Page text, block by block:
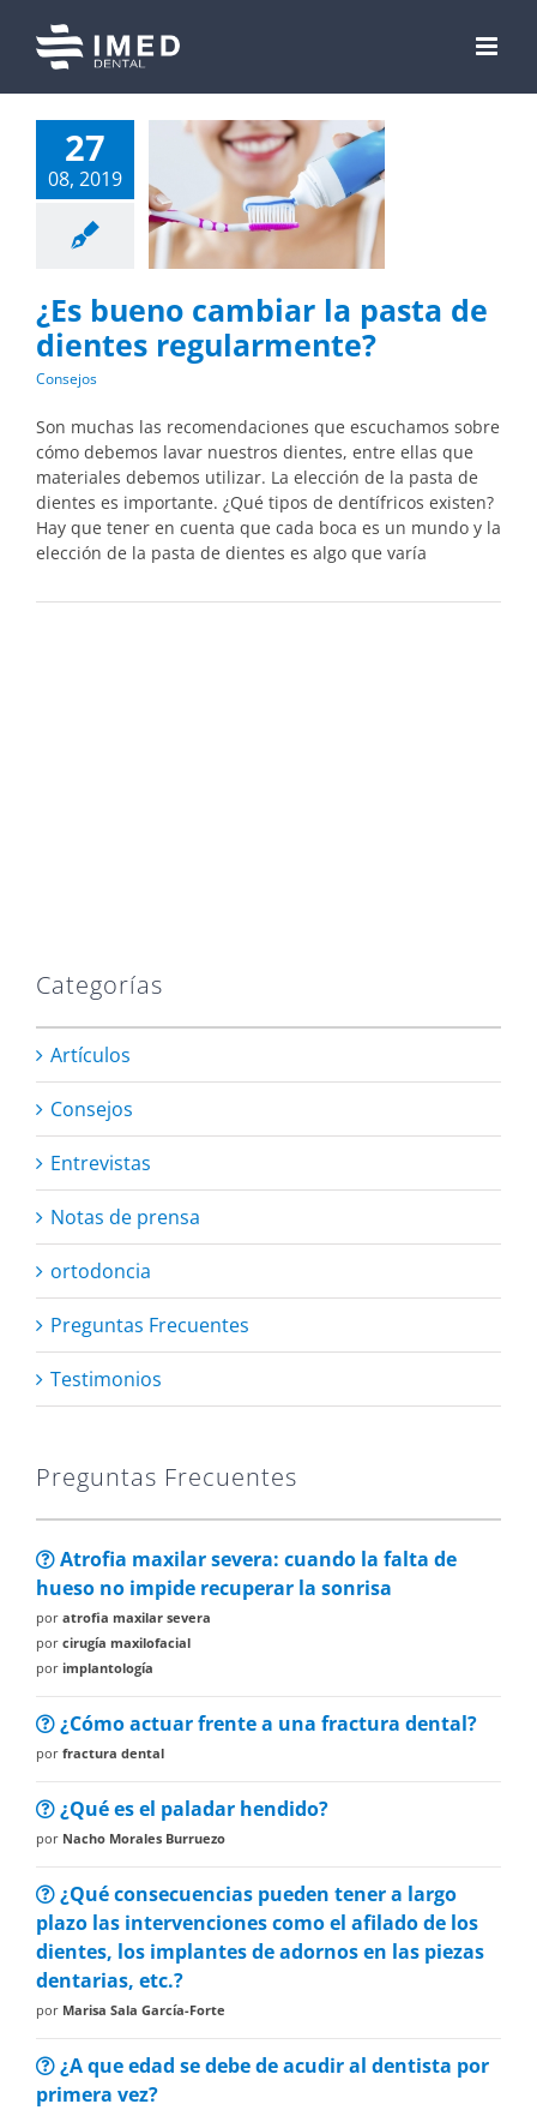
content
27
08, 2019
¿Es bueno cambiar la pasta de
dientes regularmente?
Consejos
Son muchas las recomendaciones que escuchamos sobre
cómo debemos lavar nuestros dientes, entre ellas que
materiales debemos utilizar. La elección de la pasta de
dientes es importante. ¿Qué tipos de dentífricos existen?
Hay que tener en cuenta que cada boca es un mundo y la
elección de la pasta de dientes es algo que varía
Categorías
Artículos
Consejos
Entrevistas
Notas de prensa
ortodoncia
Preguntas Frecuentes
Testimonios
Preguntas Frecuentes
Atrofia maxilar severa: cuando la falta de
hueso no impide recuperar la sonrisa
por atrofia maxilar severa
por cirugía maxilofacial
por implantología
¿Cómo actuar frente a una fractura dental?
por fractura dental
¿Qué es el paladar hendido?
por Nacho Morales Burruezo
¿Qué consecuencias pueden tener a largo
plazo las intervenciones como el afilado de los
dientes, los implantes de adornos en las piezas
dentarias, etc.?
por Marisa Sala García-Forte
¿A que edad se debe de acudir al dentista por
primera vez?